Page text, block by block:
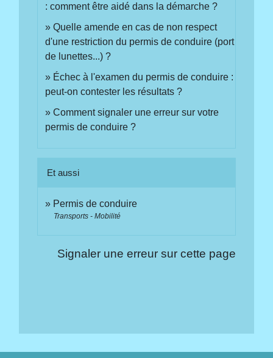
: comment être aidé dans la démarche ?
Quelle amende en cas de non respect
d'une restriction du permis de conduire (port
de lunettes...) ?
Échec à l'examen du permis de conduire :
peut-on contester les résultats ?
Comment signaler une erreur sur votre
permis de conduire ?
Et aussi
Permis de conduire
Transports - Mobilité
Signaler une erreur sur cette page